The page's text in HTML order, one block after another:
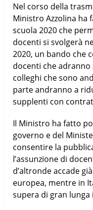
Nel corso della
Ministro Azzolina ha
scuola 2020 che
docenti si svolgerà
2020, un bando che
docenti che
colleghi che sono
parte andranno a
supplenti con
Il Ministro ha fatto
governo e del
consentire la
l’assunzione di
d’altronde accade
europea, mentre in
supera di gran lunga